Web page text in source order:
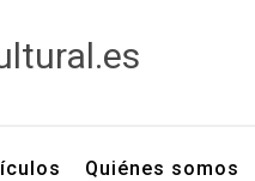
Quiénes somos